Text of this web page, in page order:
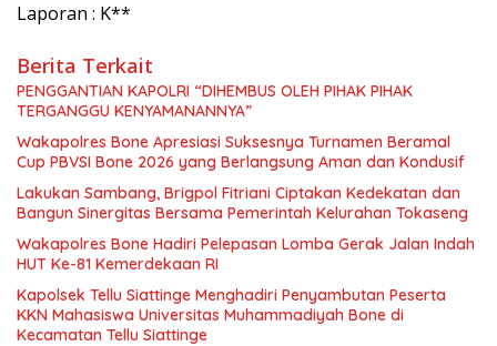
Laporan : K**
Berita Terkait
PENGGANTIAN KAPOLRI “DIHEMBUS OLEH PIHAK PIHAK
TERGANGGU KENYAMANANNYA”
Wakapolres Bone Apresiasi Suksesnya Turnamen Beramal
Cup PBVSI Bone 2026 yang Berlangsung Aman dan Kondusif
Lakukan Sambang, Brigpol Fitriani Ciptakan Kedekatan dan
Bangun Sinergitas Bersama Pemerintah Kelurahan Tokaseng
Wakapolres Bone Hadiri Pelepasan Lomba Gerak Jalan Indah
HUT Ke-81 Kemerdekaan RI
Kapolsek Tellu Siattinge Menghadiri Penyambutan Peserta
KKN Mahasiswa Universitas Muhammadiyah Bone di
Kecamatan Tellu Siattinge